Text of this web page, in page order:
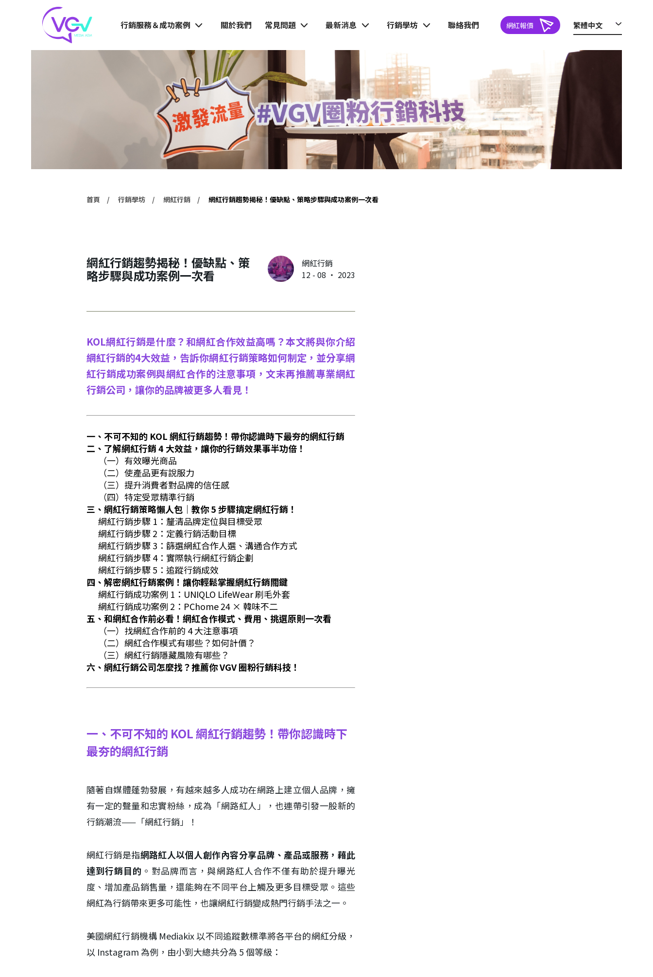
網紅報價 繁體中文
行銷服務＆成功案例 關於我們 常見問題 最新消息 行銷學坊 聯絡我們
首頁 行銷學坊 網紅行銷 網紅行銷趨勢揭秘！優缺點、策略步驟與成功案例一次看
網紅行銷趨勢揭秘！優缺點、策
略步驟與成功案例一次看
網紅行銷
12 - 08 ‧ 2023
KOL網紅行銷是什麼？和網紅合作效益高嗎？本文將與你介紹
網紅行銷的4大效益，告訴你網紅行銷策略如何制定，並分享網
紅行銷成功案例與網紅合作的注意事項，文末再推薦專業網紅
行銷公司，讓你的品牌被更多人看見！
一、不可不知的 KOL 網紅行銷趨勢！帶你認識時下最夯的網紅行銷
二、了解網紅行銷 4 大效益，讓你的行銷效果事半功倍！
（一）有效曝光商品
（二）使產品更有說服力
（三）提升消費者對品牌的信任感
（四）特定受眾精準行銷
三、網紅行銷策略懶人包｜教你 5 步驟搞定網紅行銷！
網紅行銷步驟 1：釐清品牌定位與目標受眾
網紅行銷步驟 2：定義行銷活動目標
網紅行銷步驟 3：篩選網紅合作人選、溝通合作方式
網紅行銷步驟 4：實際執行網紅行銷企劃
網紅行銷步驟 5：追蹤行銷成效
四、解密網紅行銷案例！讓你輕鬆掌握網紅行銷關鍵
網紅行銷成功案例 1：UNIQLO LifeWear 刷毛外套
網紅行銷成功案例 2：PChome 24 × 韓味不二
五、和網紅合作前必看！網紅合作模式、費用、挑選原則一次看
（一）找網紅合作前的 4 大注意事項
（二）網紅合作模式有哪些？如何計價？
（三）網紅行銷隱藏風險有哪些？
六、網紅行銷公司怎麼找？推薦你 VGV 圈粉行銷科技！
一、不可不知的 KOL 網紅行銷趨勢！帶你認識時下
最夯的網紅行銷
隨著自媒體蓬勃發展，有越來越多人成功在網路上建立個人品牌，擁
有一定的聲量和忠實粉絲，成為「網路紅人」，也連帶引發一股新的
行銷潮流——「網紅行銷」！
網紅行銷是指網路紅人以個人創作內容分享品牌、產品或服務，藉此
達到行銷目的 。對品牌而言，與網路紅人合作不僅有助於提升曝光
度、增加產品銷售量，還能夠在不同平台上觸及更多目標受眾。這些
網紅為行銷帶來更多可能性，也讓網紅行銷變成熱門行銷手法之一。
美國網紅行銷機構 Mediakix 以不同追蹤數標準將各平台的網紅分級，
以 Instagram 為例，由小到大總共分為 5 個等級：